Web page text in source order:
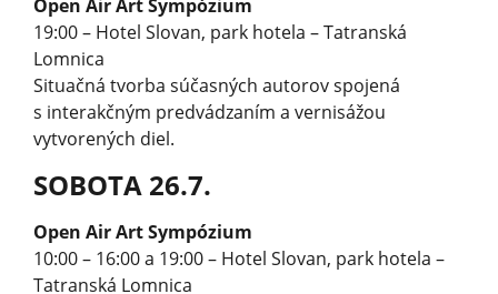
Open Air Art Sympózium
19:00 – Hotel Slovan, park hotela – Tatranská
Lomnica
Situačná tvorba súčasných autorov spojená
s interakčným predvádzaním a vernisážou
vytvorených diel.
SOBOTA 26.7.
Open Air Art Sympózium
10:00 – 16:00 a 19:00 – Hotel Slovan, park hotela –
Tatranská Lomnica